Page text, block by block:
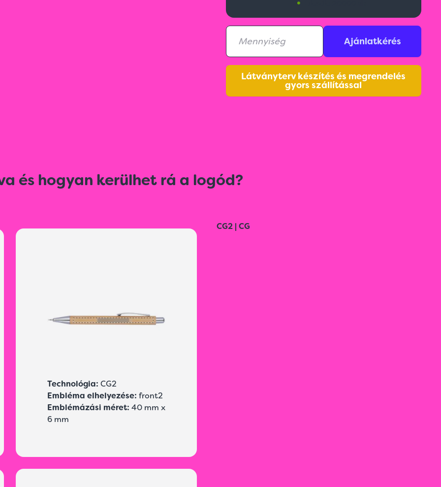
Ajánlatkérés
Látványterv készítés és megrendelés
gyors szállítással
és hogyan kerülhet rá a logód?
Technológia: CG2
Embléma elhelyezése: front2
Emblémázási méret: 40 mm x
6 mm
CG2 | CG